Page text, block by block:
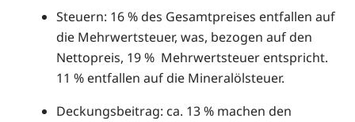
Steuern: 16 % des Gesamtpreises entfallen auf
die Mehrwertsteuer, was, bezogen auf den
Nettopreis, 19 % Mehrwertsteuer entspricht.
11 % entfallen auf die Mineralölsteuer.
Deckungsbeitrag: ca. 13 % machen den